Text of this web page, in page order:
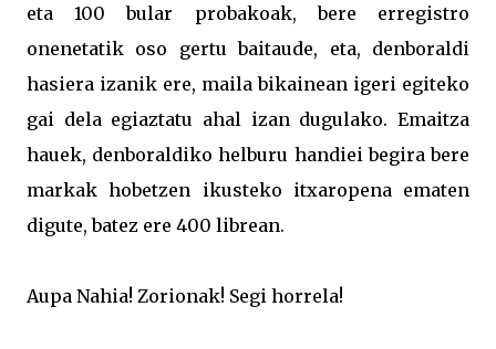
eta 100 bular probakoak, bere erregistro
onenetatik oso gertu baitaude, eta, denboraldi
hasiera izanik ere, maila bikainean igeri egiteko
gai dela egiaztatu ahal izan dugulako. Emaitza
hauek, denboraldiko helburu handiei begira bere
markak hobetzen ikusteko itxaropena ematen
digute, batez ere 400 librean.
Aupa Nahia! Zorionak! Segi horrela!